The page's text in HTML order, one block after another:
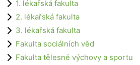
1. lékařská fakulta
2. lékařská fakulta
3. lékařská fakulta
Fakulta sociálních věd
Fakulta tělesné výchovy a sportu